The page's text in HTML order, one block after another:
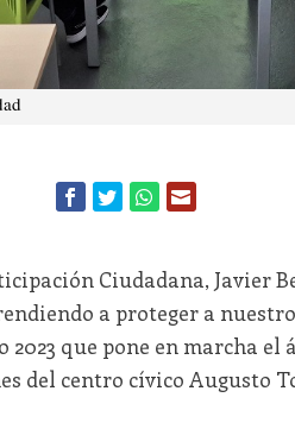
Ciudadana, Javier
a proteger a
que pone en marcha el
del centro cívico Augusto